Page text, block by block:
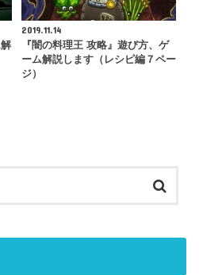
2019.11.14
『闇の料理王 攻略』遊び方、ゲ
ーム解説します（レシピ編７ペー
ジ）